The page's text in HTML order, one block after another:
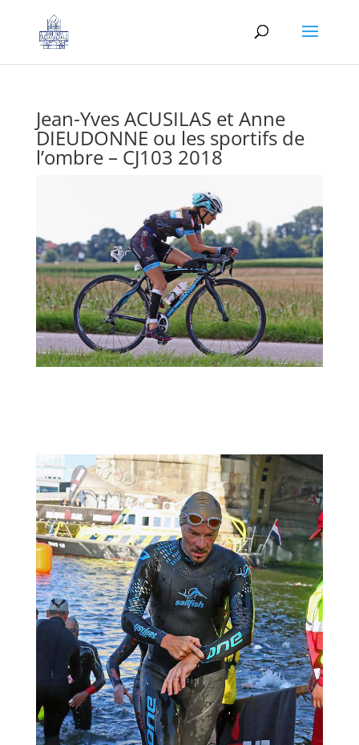
Jean-Yves ACUSILAS et Anne
DIEUDONNE ou les sportifs de
l’ombre – CJ103 2018